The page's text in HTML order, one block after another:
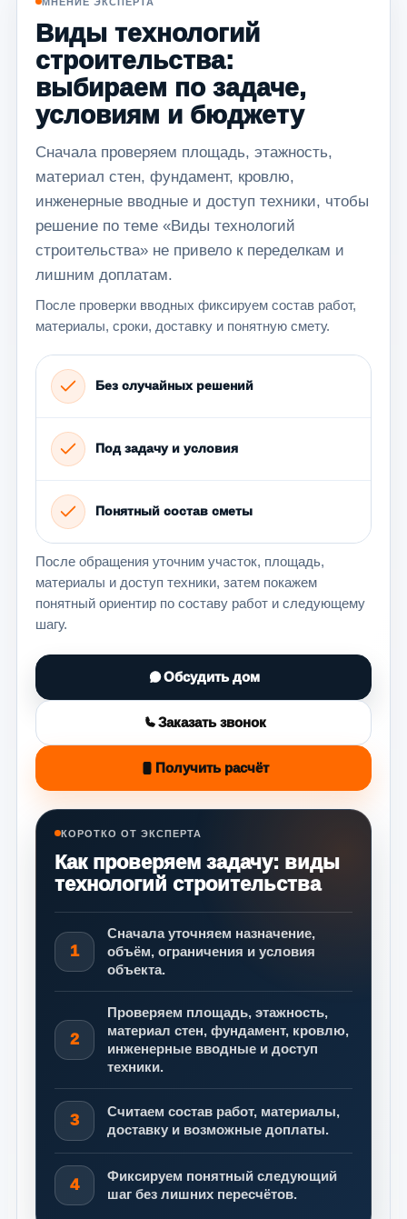
Виды технологий
строительства:
выбираем по задаче,
условиям и бюджету
Сначала проверяем площадь, этажность,
материал стен, фундамент, кровлю,
инженерные вводные и доступ техники, чтобы
решение по теме «Виды технологий
строительства» не привело к переделкам и
лишним доплатам.
После проверки вводных фиксируем состав работ,
материалы, сроки, доставку и понятную смету.
Без случайных решений
Под задачу и условия
Понятный состав сметы
После обращения уточним участок, площадь,
материалы и доступ техники, затем покажем
понятный ориентир по составу работ и следующему
шагу.
Обсудить дом
Заказать звонок
Получить расчёт
КОРОТКО ОТ ЭКСПЕРТА
Как проверяем задачу: виды
технологий строительства
1
Сначала уточняем назначение,
объём, ограничения и условия
объекта.
2
Проверяем площадь, этажность,
материал стен, фундамент, кровлю,
инженерные вводные и доступ
техники.
3
Считаем состав работ, материалы,
доставку и возможные доплаты.
4
Фиксируем понятный следующий
шаг без лишних пересчётов.